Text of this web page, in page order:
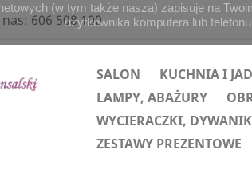
nas:606 508 100
SALON KUCHNIA I
LAMPY, ABAŻURY
WYCIERACZKI,
ZESTAWY PREZENTOWE
(w tym także nasza) zapisuje na
użytkownika komputera lub